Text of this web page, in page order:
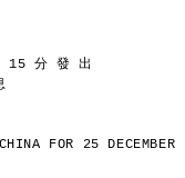
15 分 發 出
FOR 25 DECEMBER